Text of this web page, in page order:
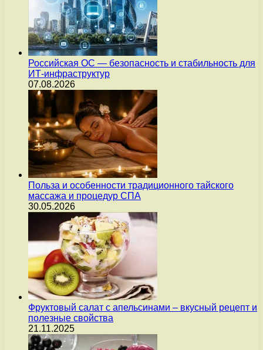
Российская ОС — безопасность и стабильность для
ИТ-инфраструктур
07.08.2026
Польза и особенности традиционного тайского
массажа и процедур СПА
30.05.2026
Фруктовый салат с апельсинами – вкусный рецепт и
полезные свойства
21.11.2025